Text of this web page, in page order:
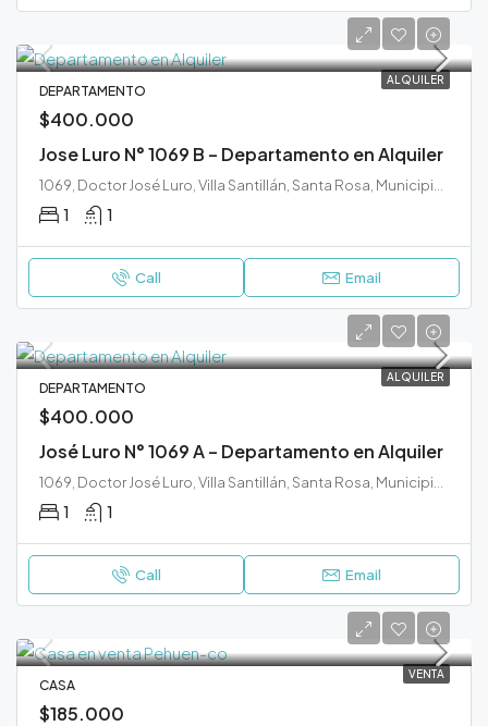
ALQUILER
DEPARTAMENTO
$400.000
Jose Luro N° 1069 B – Departamento en Alquiler
1 1
Call Email
ALQUILER
DEPARTAMENTO
$400.000
José Luro N° 1069 A – Departamento en Alquiler
1 1
Call Email
VENTA
CASA
$185.000